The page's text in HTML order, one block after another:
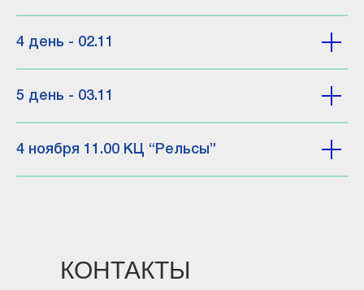
4 день - 02.11
5 день - 03.11
4 ноября 11.00 КЦ “Рельсы”
КОНТАКТЫ